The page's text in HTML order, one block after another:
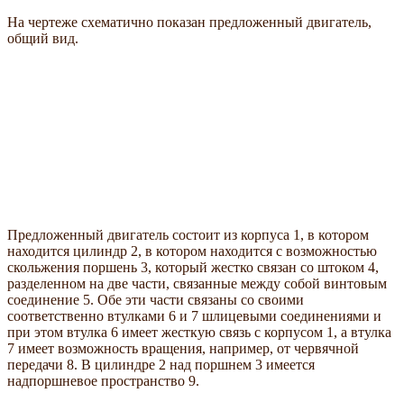
На чертеже схематично показан предложенный двигатель,
общий вид.
Предложенный двигатель состоит из корпуса 1, в котором
находится цилиндр 2, в котором находится с возможностью
скольжения поршень 3, который жестко связан со штоком 4,
разделенном на две части, связанные между собой винтовым
соединение 5. Обе эти части связаны со своими
соответственно втулками 6 и 7 шлицевыми соединениями и
при этом втулка 6 имеет жесткую связь с корпусом 1, а втулка
7 имеет возможность вращения, например, от червячной
передачи 8. В цилиндре 2 над поршнем 3 имеется
надпоршневое пространство 9.